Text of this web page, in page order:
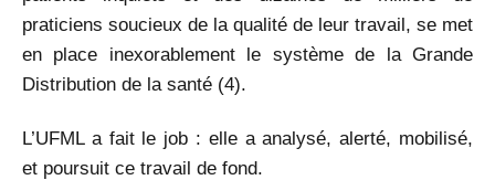
praticiens soucieux de la qualité de leur travail, se met
en place inexorablement le système de la Grande
Distribution de la santé (4).
L’UFML a fait le job : elle a analysé, alerté, mobilisé,
et poursuit ce travail de fond.